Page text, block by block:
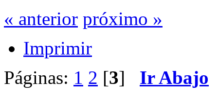
« anterior próximo »
Imprimir
Páginas: 1 2 [3] Ir Abajo